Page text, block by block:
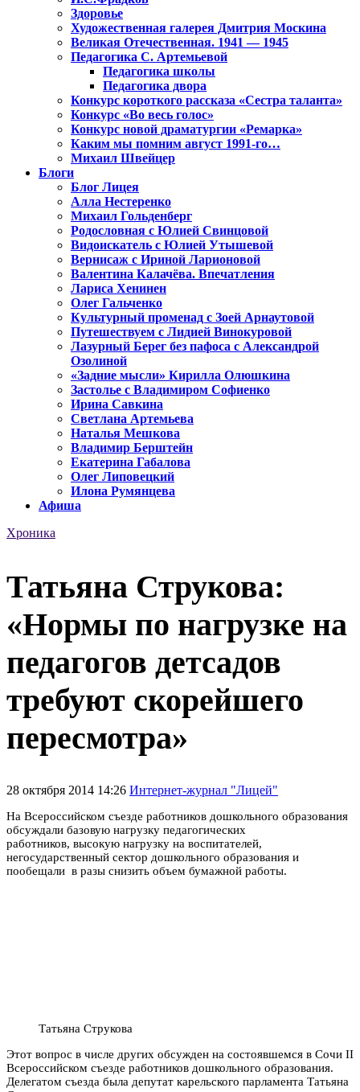
Здоровье
Художественная галерея Дмитрия Москина
Великая Отечественная. 1941 — 1945
Педагогика С. Артемьевой
Педагогика школы
Педагогика двора
Конкурс короткого рассказа «Сестра таланта»
Конкурс «Во весь голос»
Конкурс новой драматургии «Ремарка»
Каким мы помним август 1991-го…
Михаил Швейцер
Блоги
Блог Лицея
Алла Нестеренко
Михаил Гольденберг
Родословная с Юлией Свинцовой
Видоискатель с Юлией Утышевой
Вернисаж с Ириной Ларионовой
Валентина Калачёва. Впечатления
Лариса Хенинен
Олег Гальченко
Культурный променад с Зоей Арнаутовой
Путешествуем с Лидией Винокуровой
Лазурный Берег без пафоса с Александрой
Озолиной
«Задние мысли» Кирилла Олюшкина
Застолье с Владимиром Софиенко
Ирина Савкина
Светлана Артемьева
Наталья Мешкова
Владимир Берштейн
Екатерина Габалова
Олег Липовецкий
Илона Румянцева
Афиша
Хроника
Татьяна Струкова:
«Нормы по нагрузке на
педагогов детсадов
требуют скорейшего
пересмотра»
28 октября 2014 14:26 Интернет-журнал "Лицей"
На Всероссийском съезде работников дошкольного образования
обсуждали базовую нагрузку педагогических
работников, высокую нагрузку на воспитателей,
негосударственный сектор дошкольного образования и
пообещали в разы снизить объем бумажной работы.
Татьяна Струкова
Этот вопрос в числе других обсужден на состоявшемся в Сочи II
Всероссийском съезде работников дошкольного образования.
Делегатом съезда была депутат карельского парламента Татьяна